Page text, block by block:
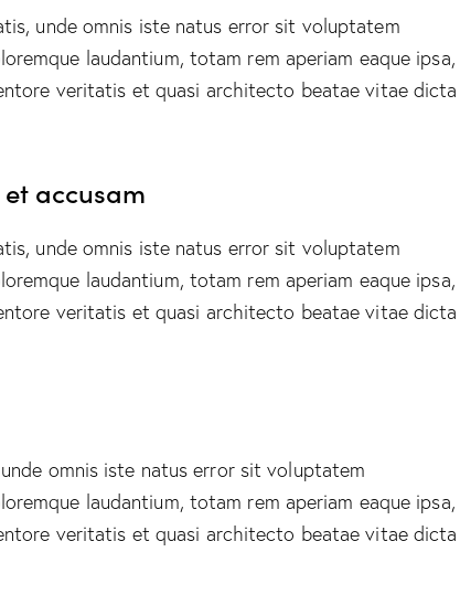
unde omnis iste natus error sit voluptatem
laudantium, totam rem aperiam eaque ipsa,
veritatis et quasi architecto beatae vitae dicta
accusam
unde omnis iste natus error sit voluptatem
laudantium, totam rem aperiam eaque ipsa,
veritatis et quasi architecto beatae vitae dicta
omnis iste natus error sit voluptatem
laudantium, totam rem aperiam eaque ipsa,
veritatis et quasi architecto beatae vitae dicta